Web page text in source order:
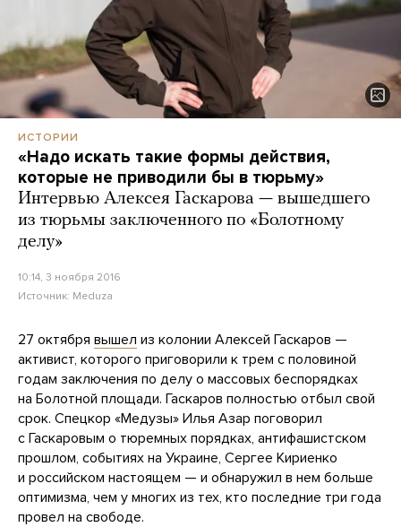
ИСТОРИИ
«Надо искать такие формы действия,
которые не приводили бы в тюрьму»
Интервью Алексея Гаскарова — вышедшего
из тюрьмы заключенного по «Болотному
делу»
10:14, 3 ноября 2016
Источник: Meduza
27 октября вышел из колонии Алексей Гаскаров —
активист, которого приговорили к трем с половиной
годам заключения по делу о массовых беспорядках
на Болотной площади. Гаскаров полностью отбыл свой
срок. Спецкор «Медузы» Илья Азар поговорил
с Гаскаровым о тюремных порядках, антифашистском
прошлом, событиях на Украине, Сергее Кириенко
и российском настоящем — и обнаружил в нем больше
оптимизма, чем у многих из тех, кто последние три года
провел на свободе.